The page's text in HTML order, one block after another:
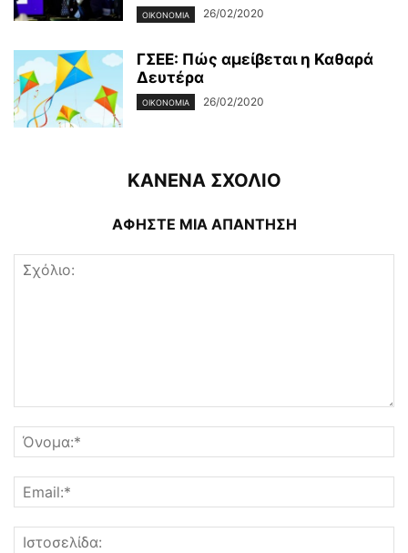
ΟΙΚΟΝΟΜΊΑ 26/02/2020
ΓΣΕΕ: Πώς αμείβεται η Καθαρά
Δευτέρα
ΟΙΚΟΝΟΜΊΑ 26/02/2020
ΚΑΝΕΝΑ ΣΧΟΛΙΟ
ΑΦΗΣΤΕ ΜΙΑ ΑΠΑΝΤΗΣΗ